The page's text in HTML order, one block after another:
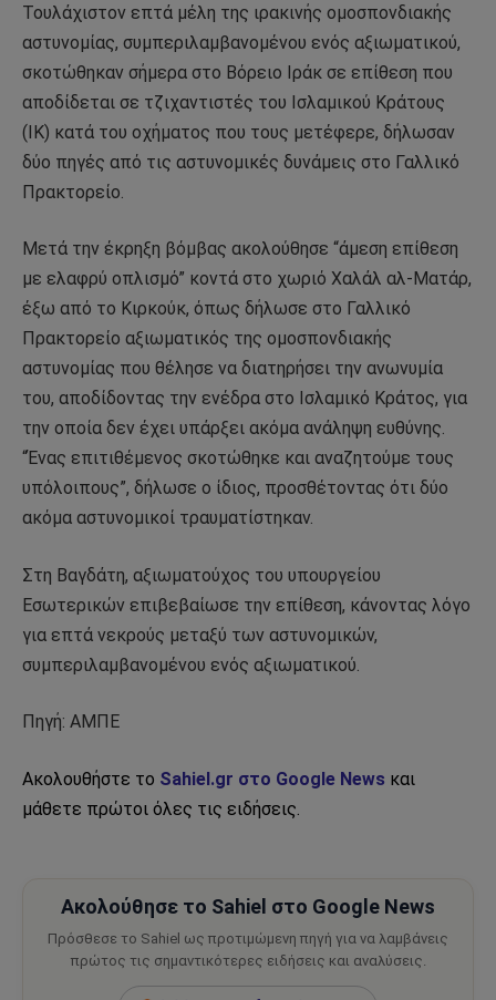
Τουλάχιστον επτά μέλη της ιρακινής ομοσπονδιακής
αστυνομίας, συμπεριλαμβανομένου ενός αξιωματικού,
σκοτώθηκαν σήμερα στο Βόρειο Ιράκ σε επίθεση που
αποδίδεται σε τζιχαντιστές του Ισλαμικού Κράτους
(ΙΚ) κατά του οχήματος που τους μετέφερε, δήλωσαν
δύο πηγές από τις αστυνομικές δυνάμεις στο Γαλλικό
Πρακτορείο.
Μετά την έκρηξη βόμβας ακολούθησε “άμεση επίθεση
με ελαφρύ οπλισμό” κοντά στο χωριό Χαλάλ αλ-Ματάρ,
έξω από το Κιρκούκ, όπως δήλωσε στο Γαλλικό
Πρακτορείο αξιωματικός της ομοσπονδιακής
αστυνομίας που θέλησε να διατηρήσει την ανωνυμία
του, αποδίδοντας την ενέδρα στο Ισλαμικό Κράτος, για
την οποία δεν έχει υπάρξει ακόμα ανάληψη ευθύνης.
“Ένας επιτιθέμενος σκοτώθηκε και αναζητούμε τους
υπόλοιπους”, δήλωσε ο ίδιος, προσθέτοντας ότι δύο
ακόμα αστυνομικοί τραυματίστηκαν.
Στη Βαγδάτη, αξιωματούχος του υπουργείου
Εσωτερικών επιβεβαίωσε την επίθεση, κάνοντας λόγο
για επτά νεκρούς μεταξύ των αστυνομικών,
συμπεριλαμβανομένου ενός αξιωματικού.
Πηγή: ΑΜΠΕ
Ακολουθήστε το Sahiel.gr στο Google News και
μάθετε πρώτοι όλες τις ειδήσεις.
Ακολούθησε το Sahiel στο Google News
Πρόσθεσε το Sahiel ως προτιμώμενη πηγή για να λαμβάνεις
πρώτος τις σημαντικότερες ειδήσεις και αναλύσεις.